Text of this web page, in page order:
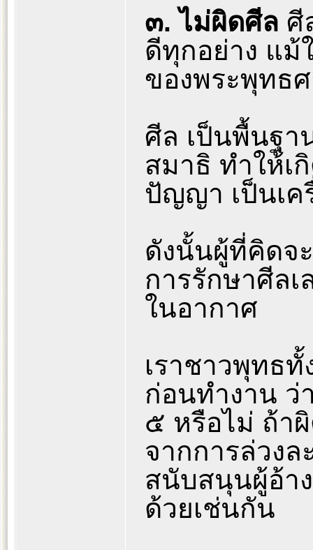
๓. ไม่ผิดศีล ศี
ดีทุกอย่าง แม้
ของพระพุทธ
ศีล เป็นพื้นฐา
สมาธิ ทำให้
ปัญญา เป็นเค
ดังนั้นผู้ที่คิดจ
การรักษาศีลเ
ในอากาศ
เราชาวพุทธ
ก่อนทำงาน ว่
๕ หรือไม่ ถ้า
จากการล่วงล
สนับสนุนผู้อ้า
ด้วยเช่นกัน